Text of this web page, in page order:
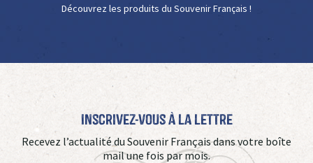
Découvrez les produits du Souvenir Français !
Inscrivez-vous à La Lettre
Recevez l’actualité du Souvenir Français dans votre boîte
mail une fois par mois.